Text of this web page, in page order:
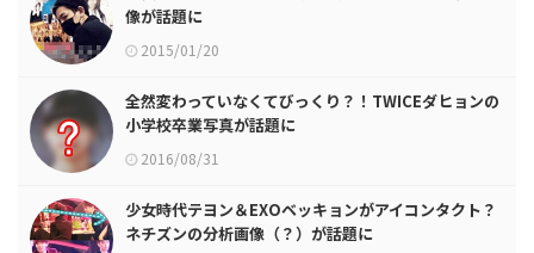
像が話題に
2015/01/20
全然変わっていなくてびっくり？！TWICEダヒョンの
小学校卒業写真が話題に
2016/08/31
少女時代テヨン＆EXOベッキョンがアイコンタクト？
ネチズンの分析画像（？）が話題に